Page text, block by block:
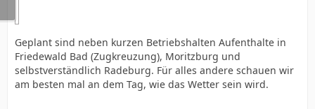
Geplant sind neben kurzen Betriebshalten Aufenthalte in
Friedewald Bad (Zugkreuzung), Moritzburg und
selbstverständlich Radeburg. Für alles andere schauen wir
am besten mal an dem Tag, wie das Wetter sein wird.